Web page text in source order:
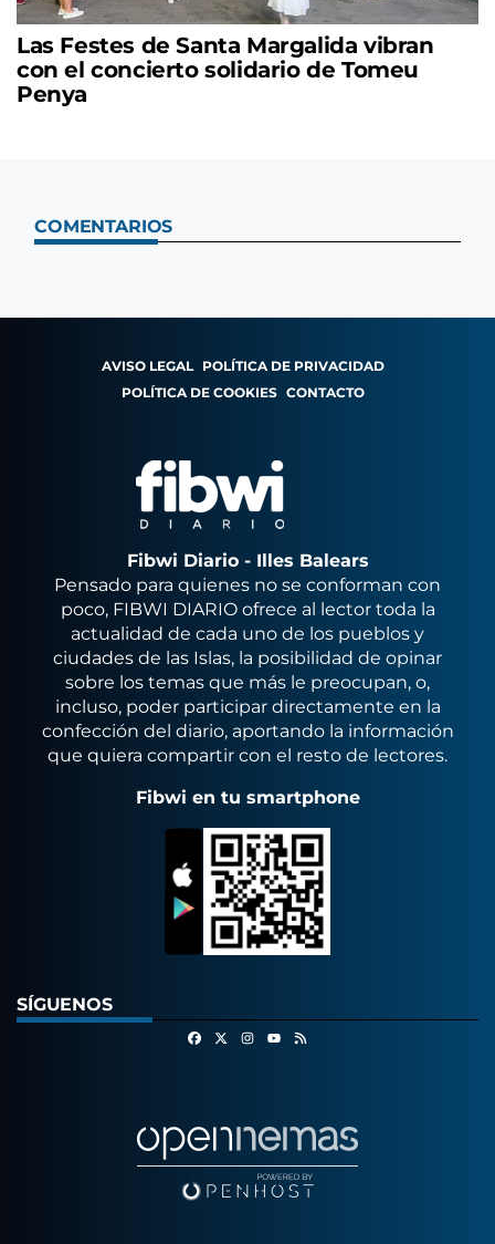
Las Festes de Santa Margalida vibran
con el concierto solidario de Tomeu
Penya
COMENTARIOS
AVISO LEGAL POLÍTICA DE PRIVACIDAD
POLÍTICA DE COOKIES CONTACTO
Fibwi Diario - Illes Balears
Pensado para quienes no se conforman con
poco, FIBWI DIARIO ofrece al lector toda la
actualidad de cada uno de los pueblos y
ciudades de las Islas, la posibilidad de opinar
sobre los temas que más le preocupan, o,
incluso, poder participar directamente en la
confección del diario, aportando la información
que quiera compartir con el resto de lectores.
Fibwi en tu smartphone
SÍGUENOS
FacebookInstagram